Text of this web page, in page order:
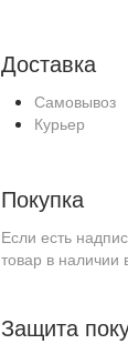
Доставка
Самовывоз
Курьер
Покупка
Если есть
товар в наличии
Защита